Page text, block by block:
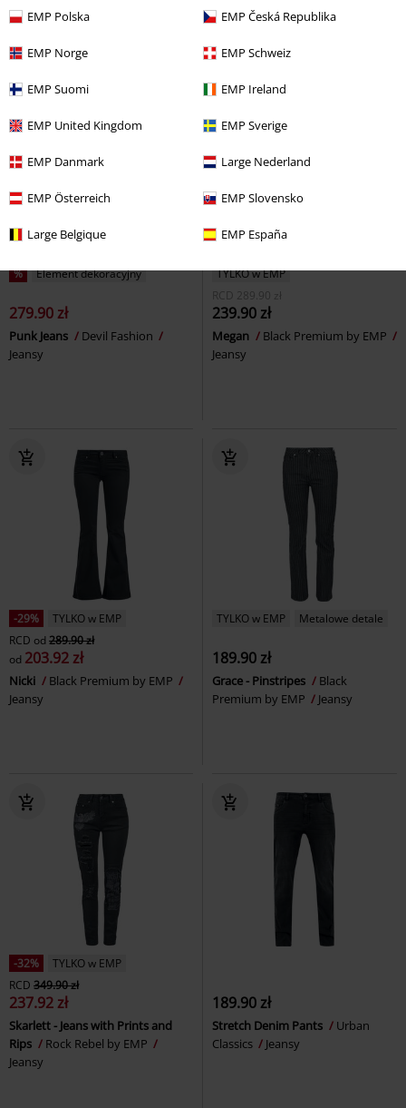
EMP Polska EMP Česká Republika
EMP Norge EMP Schweiz
EMP Suomi EMP Ireland
EMP United Kingdom EMP Sverige
EMP Danmark Large Nederland
EMP Österreich EMP Slovensko
Large Belgique EMP España
Jeansy Motörhead Jeansy
% Element dekoracyjny
279.90 zł
Punk Jeans
Devil Fashion
Jeansy
TYLKO w EMP
RCD 289.90 zł
239.90 zł
Megan
Black Premium by EMP
Jeansy
-29%
TYLKO w EMP
RCD od 289.90 zł
od 203.92 zł
Nicki
Black Premium by EMP
Jeansy
TYLKO w EMP Metalowe detale
189.90 zł
Grace - Pinstripes
Black
Premium by EMP
Jeansy
-32%
TYLKO w EMP
RCD 349.90 zł
237.92 zł
Skarlett - Jeans with Prints and
Rips
Rock Rebel by EMP
Jeansy
189.90 zł
Stretch Denim Pants
Urban
Classics
Jeansy